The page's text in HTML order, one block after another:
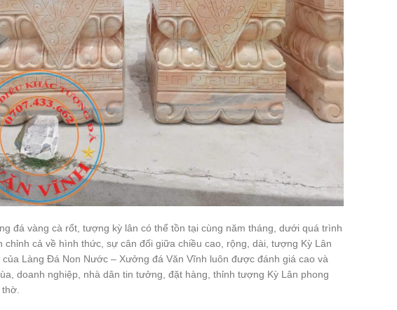
đá vàng cà rốt, tượng kỳ lân có thể tồn tại cùng năm tháng, dưới quá trình
chỉnh cả về hình thức, sự cân đối giữa chiều cao, rộng, dài, tượng Kỳ Lân
của Làng Đá Non Nước – Xưởng đá Văn Vĩnh luôn được đánh giá cao và
doanh nghiệp, nhà dân tin tưởng, đặt hàng, thỉnh tượng Kỳ Lân phong